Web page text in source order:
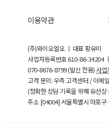
이용약관
(주)와이오엘오 ㅣ 대표 황유미
사업자등록번호610-86-34204
070-8676-8799 (발신 전용) 사업
고객 문의: 우측 고객센터 / 이메
(정확한 상담 기록을 위해 유선
주소 [04004] 서울특별시 마포